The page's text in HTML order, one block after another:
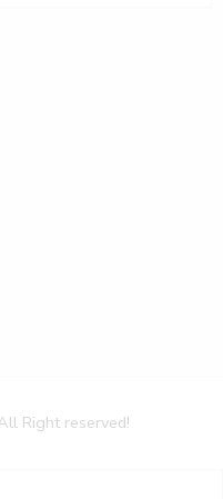
Right reserved!